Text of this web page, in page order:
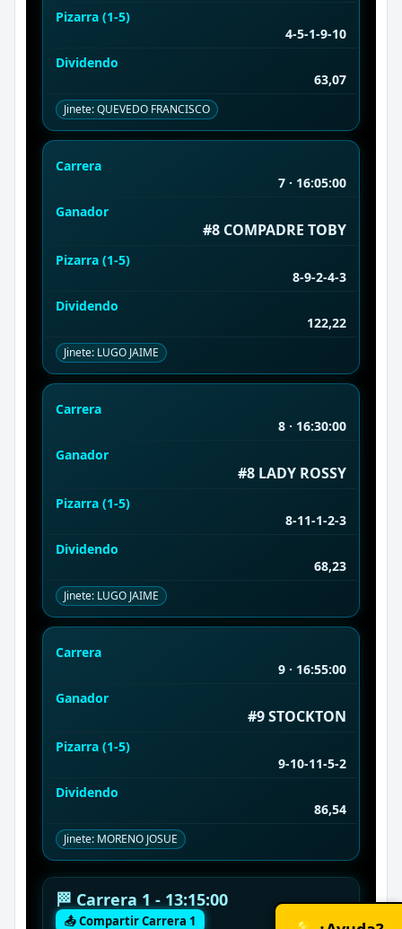
Pizarra (1-5)
4-5-1-9-10
Dividendo
63,07
Jinete: QUEVEDO FRANCISCO
Carrera
7 · 16:05:00
Ganador
#8 COMPADRE TOBY
Pizarra (1-5)
8-9-2-4-3
Dividendo
122,22
Jinete: LUGO JAIME
Carrera
8 · 16:30:00
Ganador
#8 LADY ROSSY
Pizarra (1-5)
8-11-1-2-3
Dividendo
68,23
Jinete: LUGO JAIME
Carrera
9 · 16:55:00
Ganador
#9 STOCKTON
Pizarra (1-5)
9-10-11-5-2
Dividendo
86,54
Jinete: MORENO JOSUE
🏁 Carrera 1 - 13:15:00
📤 Compartir Carrera 1